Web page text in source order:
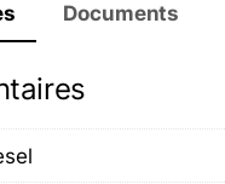
Documents